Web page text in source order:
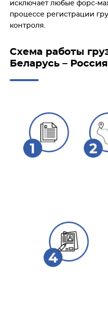
исключает любые форс-
процессе регистрации
контроля.
Схема работы
Беларусь – Россия